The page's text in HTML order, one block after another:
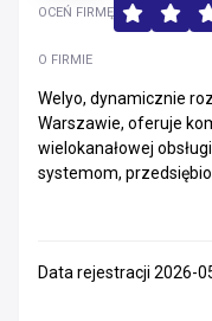
O FIRMIE
Welyo, dynamicznie
Warszawie, oferuje
wielokanałowej
systemom,
OCEŃ FIRMĘ
Data rejestracji 2026-